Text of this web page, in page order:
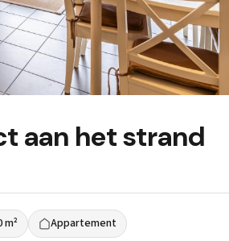
aan het strand
m² Appartement